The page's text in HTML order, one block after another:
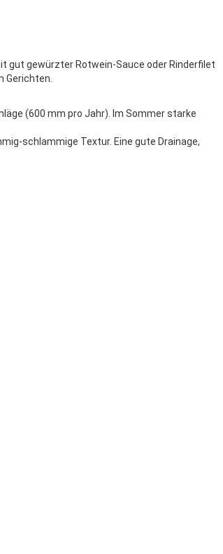
gut gewürzter Rotwein-Sauce oder Rinderfilet
(600 mm pro Jahr). Im Sommer starke
schlammige Textur. Eine gute Drainage,